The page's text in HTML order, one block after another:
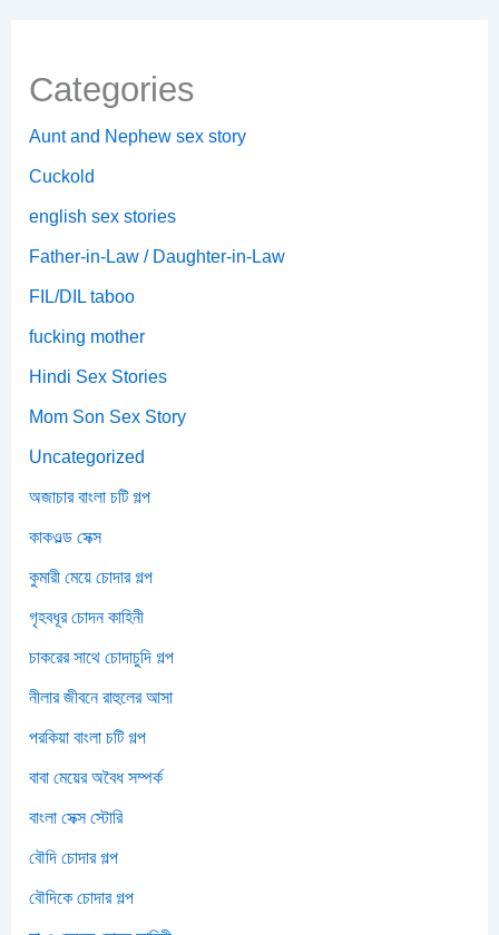
Categories
Aunt and Nephew sex story
Cuckold
english sex stories
Father-in-Law / Daughter-in-Law
FIL/DIL taboo
fucking mother
Hindi Sex Stories
Mom Son Sex Story
Uncategorized
অজাচার বাংলা চটি গল্প
কাকওল্ড সেক্স
কুমারী মেয়ে চোদার গল্প
গৃহবধূর চোদন কাহিনী
চাকরের সাথে চোদাচুদি গল্প
নীলার জীবনে রাহুলের আসা
পরকিয়া বাংলা চটি গল্প
বাবা মেয়ের অবৈধ সম্পর্ক
বাংলা সেক্স স্টোরি
বৌদি চোদার গল্প
বৌদিকে চোদার গল্প